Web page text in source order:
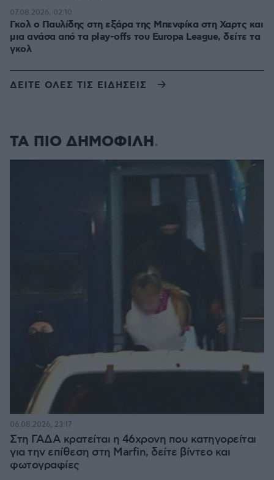
Γκολ ο Παυλίδης στη εξάρα της Μπενφίκα στη Χαρτς και
μια ανάσα από τα play-offs του Europa League, δείτε τα
γκολ
07.08.2026, 02:10
ΔΕΙΤΕ ΟΛΕΣ ΤΙΣ ΕΙΔΗΣΕΙΣ
ΤΑ ΠΙΟ ΔΗΜΟΦΙΛΗ
Στη ΓΑΔΑ κρατείται η 46χρονη που κατηγορείται
για την επίθεση στη Marfin, δείτε βίντεο και
φωτογραφίες
06.08.2026, 23:17